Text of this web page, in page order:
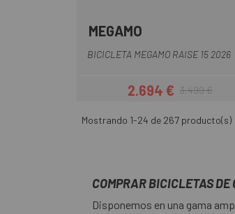
Blanco
MEGAMO
BICICLETA MEGAMO RAISE 15 2026
Precio
2.694 €Precio regular
3.499 €
Mostrando 1-24 de 267 producto(s)
COMPRAR BICICLETAS DE
Disponemos en una gama